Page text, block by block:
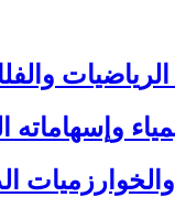
وإسهاماته